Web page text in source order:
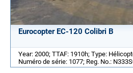
Eurocopter EC-120 Colibri B
Year: 2000; TTAF: 1910h; Type:
Numéro de série: 1077; Reg. No.: